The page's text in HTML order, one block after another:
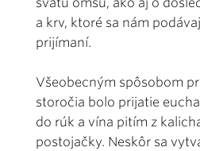
a krv, ktoré sa nám
prijímaní.
Všeobecným spôsobom
storočia bolo prijatie
do rúk a vína pitím z
postojačky. Neskôr sa